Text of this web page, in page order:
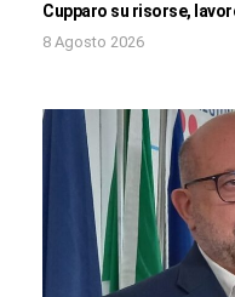
Cupparo su risorse,
8 Agosto 2026